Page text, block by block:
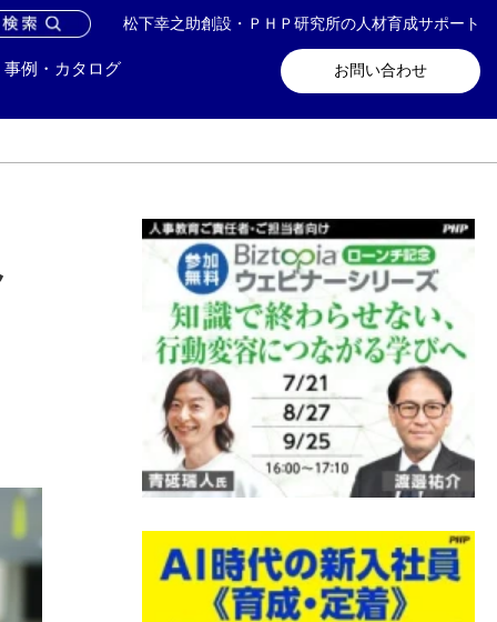
松下幸之助創設・ＰＨＰ研究所の人材育成サポート
お問い合わせ
事例・カタログ
い合わせ メールマガジン登録